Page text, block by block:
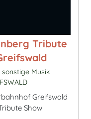
Tribute
sonstige Musik
Greifswald
Show